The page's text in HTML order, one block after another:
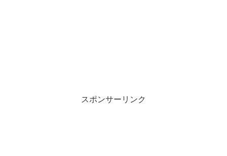
スポンサーリンク